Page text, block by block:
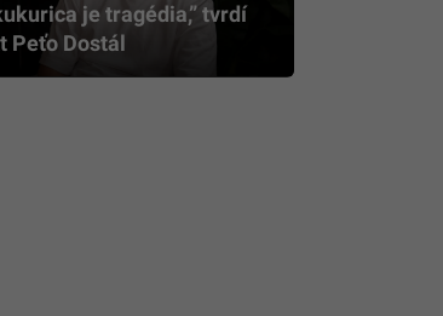
je tragédia,” tvrdí
Peťo Dostál